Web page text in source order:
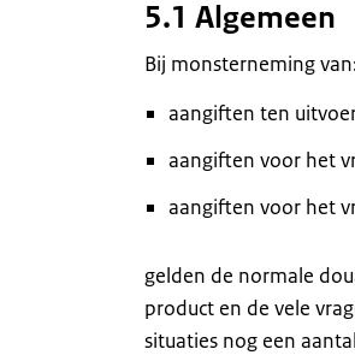
5.1 Algemeen
Bij monsterneming
aangiften ten
aangiften voor het
aangiften voor het
gelden de normale
product en de vele
situaties nog een